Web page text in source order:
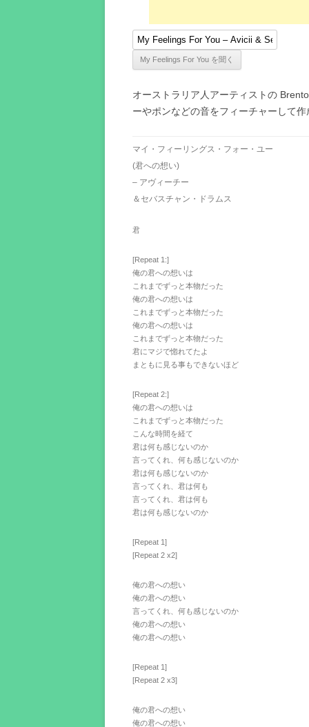
オーストラリア人アーティストの
ーやポンなどの音をフィーチャーして作
マイ・フィーリングス・フォー・ユー
(君への想い)
– アヴィーチー
＆セバスチャン・ドラムス
君
[Repeat 1:]
俺の君への想いは
これまでずっと本物だった
俺の君への想いは
これまでずっと本物だった
俺の君への想いは
これまでずっと本物だった
君にマジで惚れてたよ
まともに見る事もできないほど
[Repeat 2:]
俺の君への想いは
これまでずっと本物だった
こんな時間を経て
君は何も感じないのか
言ってくれ、何も感じないのか
君は何も感じないのか
言ってくれ、君は何も
言ってくれ、君は何も
君は何も感じないのか
[Repeat 1]
[Repeat 2 x2]
俺の君への想い
俺の君への想い
言ってくれ、何も感じないのか
俺の君への想い
俺の君への想い
[Repeat 1]
[Repeat 2 x3]
俺の君への想い
俺の君への想い